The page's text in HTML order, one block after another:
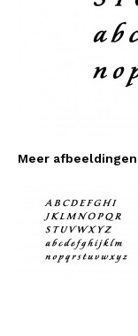
Meer afbeeldingen